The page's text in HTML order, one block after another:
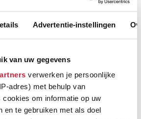
Advertentie-instellingen
van uw gegevens
verwerken je persoonlijke
adres) met behulp van
cookies om informatie op uw
en te gebruiken met als doel